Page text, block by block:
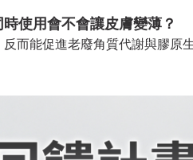
使用會不會讓皮膚變薄？
而能促進老廢角質代謝與膠原
紅等暫時性反應，建議循序漸
用會加速代謝嗎？效果會
效果。但肌膚耐受度需足夠，